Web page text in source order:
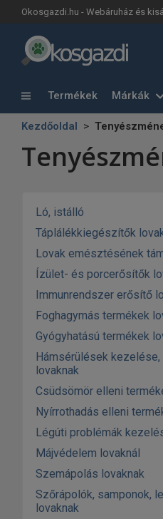
Okosgazdi.hu - Webáruház és
Termékek Márkák
Kezdőoldal
Ló, istálló
Táplálékkiegészítők
Lovak emésztésének
Ízület- és porcerősítők
Immunrendszer erősítő
Foghagymás termékek
Gyógyhatású termékek
Hámsérülések
lovaknak
Csüdsömör elleni
Nyírrothadás elleni
Légúti problémák
Májvédelem lovaknál
Szemápolás lovaknak
Szőrápolók, samponok,
lovaknak